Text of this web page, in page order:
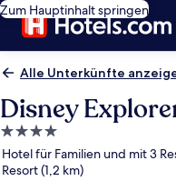
Zum Hauptinhalt springen
Alle Unterkünfte
Disney
4.0-
Sterne-
Unterkunft
Hotel für Familien und mit 3
Resort (1,2 km)